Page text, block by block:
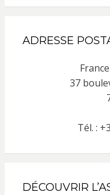
ADRESSE
37
Tél. :
DÉCOUVRIR